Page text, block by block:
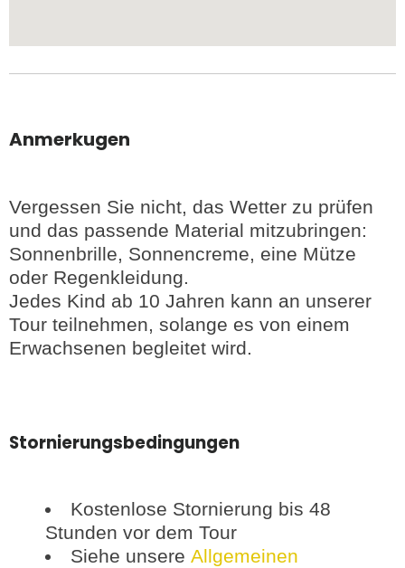
Anmerkugen
Vergessen Sie nicht, das Wetter zu prüfen
und das passende Material mitzubringen:
Sonnenbrille, Sonnencreme, eine Mütze
oder Regenkleidung.
Jedes Kind ab 10 Jahren kann an unserer
Tour teilnehmen, solange es von einem
Erwachsenen begleitet wird.
Stornierungsbedingungen
Kostenlose Stornierung bis 48
Stunden vor dem Tour
Siehe unsereAllgemeinen